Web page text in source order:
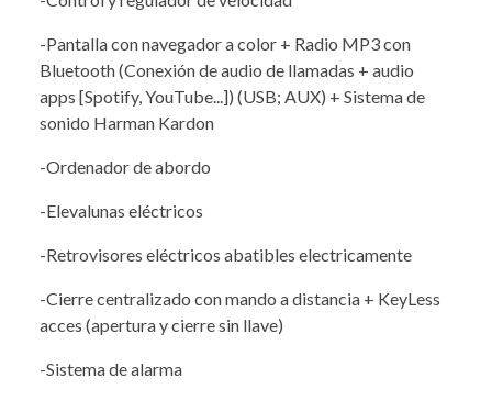
-Pantalla con navegador a color + Radio MP3 con
Bluetooth (Conexión de audio de llamadas + audio
apps [Spotify, YouTube...]) (USB; AUX) + Sistema de
sonido Harman Kardon
-Ordenador de abordo
-Elevalunas eléctricos
-Retrovisores eléctricos abatibles electricamente
-Cierre centralizado con mando a distancia + KeyLess
acces (apertura y cierre sin llave)
-Sistema de alarma